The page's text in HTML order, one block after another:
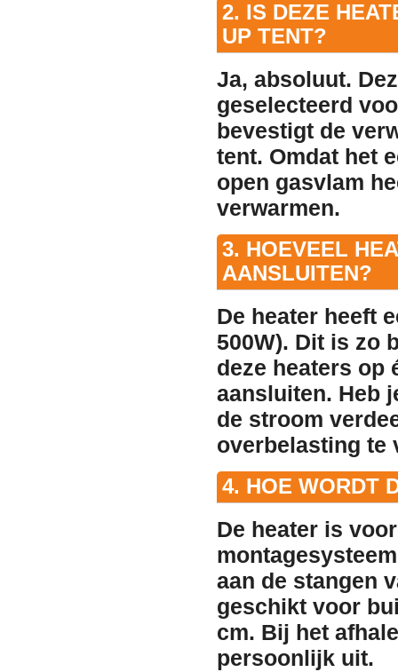
2. IS DEZE
UP TENT?
Ja, absoluut.
geselecteerd
bevestigt de
tent. Omdat het
open gasvlam
verwarmen.
3. HOEVEEL
AANSLUITEN?
De heater heeft
500W). Dit is zo
deze heaters op
aansluiten. Heb
de stroom
overbelasting te
4. HOE WORDT
De heater is
aan de stangen
geschikt voor
cm. Bij het
persoonlijk uit.